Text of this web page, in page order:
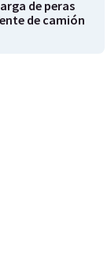
de peras
de camión